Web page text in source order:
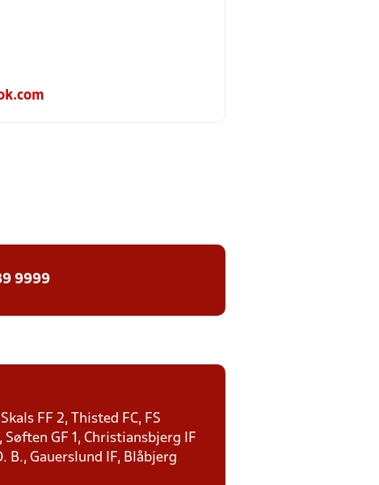
9999
FF 2, Thisted FC, FS
GF 1, Christiansbjerg IF
B., Gauerslund IF, Blåbjerg